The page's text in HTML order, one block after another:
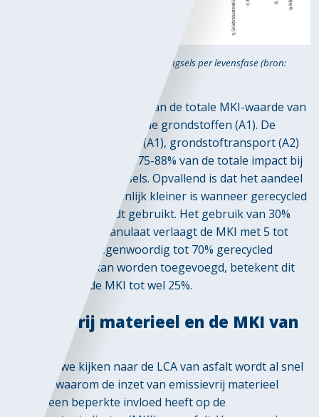
iguur 1. MKI-waarde van 19 asfaltmengsels per levensfase (bron:
De belangrijkste bijdrage aan de totale MKI-waarde van
asfaltmengsels komt van de grondstoffen (A1). De
impact van grondstoffen (A1), grondstoftransport (A2)
en productie (A3) vormt 75-88% van de totale impact bij
de meeste asfaltmengsels. Opvallend is dat het aandeel
van module A1 aanzienlijk kleiner is wanneer gerecycled
asfaltgranulaat wordt gebruikt. Het gebruik van 30%
gerecycled asfaltgranulaat verlaagt de MKI met 5 tot
10%. Aangezien tegenwoordig tot 70% gerecycled
asfaltgranulaat kan worden toegevoegd, betekent dit
een daling van de MKI tot wel 25%.
Emissievrij materieel en de MKI van
Wanneer we kijken naar de LCA van asfalt wordt al snel
duidelijk waarom de inzet van emissievrij materieel
slechts een beperkte invloed heeft op de